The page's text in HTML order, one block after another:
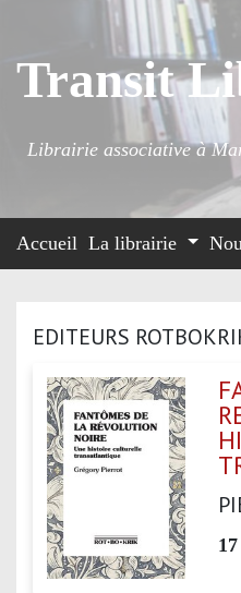
Transit
Librairie associative à
Accueil La librairie
EDITEURS